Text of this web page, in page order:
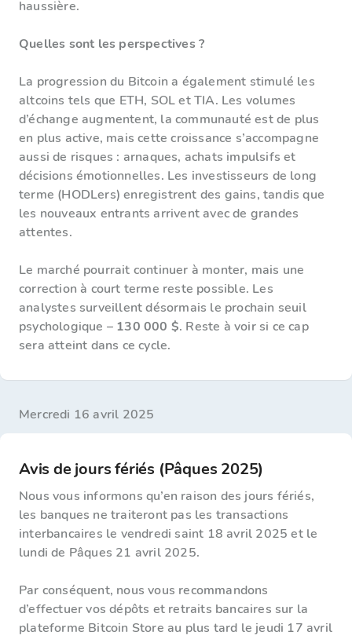
haussière.
Quelles sont les perspectives ?
La progression du Bitcoin a également stimulé les
altcoins tels que ETH, SOL et TIA. Les volumes
d’échange augmentent, la communauté est de plus
en plus active, mais cette croissance s’accompagne
aussi de risques : arnaques, achats impulsifs et
décisions émotionnelles. Les investisseurs de long
terme (HODLers) enregistrent des gains, tandis que
les nouveaux entrants arrivent avec de grandes
attentes.
Le marché pourrait continuer à monter, mais une
correction à court terme reste possible. Les
analystes surveillent désormais le prochain seuil
psychologique – 130 000 $. Reste à voir si ce cap
sera atteint dans ce cycle.
mercredi 16 avril 2025
Avis de jours fériés (Pâques 2025)
Nous vous informons qu’en raison des jours fériés,
les banques ne traiteront pas les transactions
interbancaires le vendredi saint 18 avril 2025 et le
lundi de Pâques 21 avril 2025.
Par conséquent, nous vous recommandons
d’effectuer vos dépôts et retraits bancaires sur la
plateforme Bitcoin Store au plus tard le jeudi 17 avril